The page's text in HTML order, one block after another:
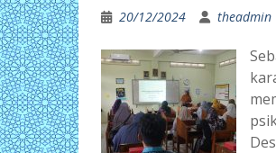
20/12/2024 theadmin